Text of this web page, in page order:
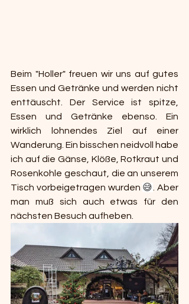
Beim "Holler" freuen wir uns auf gutes
Essen und Getränke und werden nicht
enttäuscht. Der Service ist spitze,
Essen und Getränke ebenso. Ein
wirklich lohnendes Ziel auf einer
Wanderung. Ein bisschen neidvoll habe
ich auf die Gänse, Klöße, Rotkraut und
Rosenkohle geschaut, die an unserem
Tisch vorbeigetragen wurden 😅 . Aber
man muß sich auch etwas für den
nächsten Besuch aufheben.